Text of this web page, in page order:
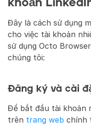
khoản
Đây là cách sử dụng
cho việc tài khoản
sử dụng Octo
chúng tôi:
Đăng ký và cài
Để bắt đầu tài khoản
trên trang web chính